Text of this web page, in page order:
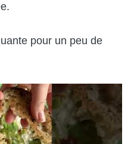
pour un peu de